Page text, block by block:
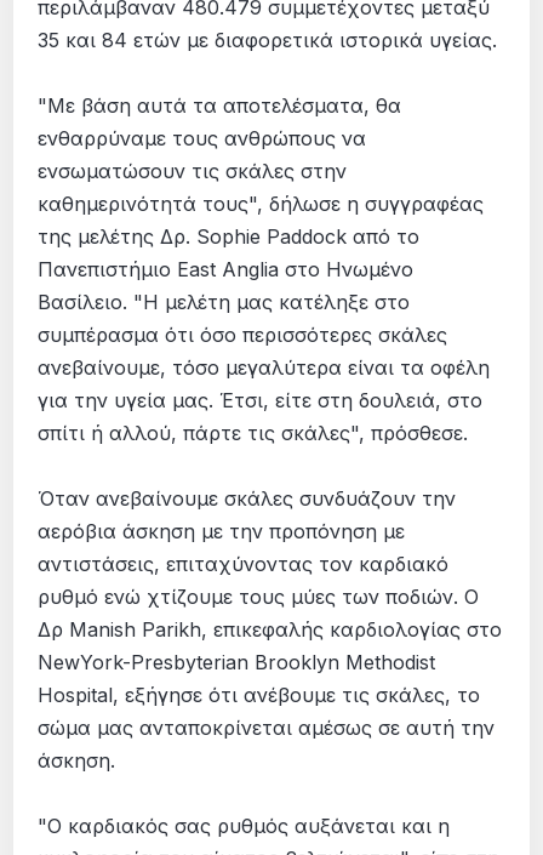
περιλάμβαναν 480.479 συμμετέχοντες μεταξύ
35 και 84 ετών με διαφορετικά ιστορικά υγείας.
"Με βάση αυτά τα αποτελέσματα, θα
ενθαρρύναμε τους ανθρώπους να
ενσωματώσουν τις σκάλες στην
καθημερινότητά τους", δήλωσε η συγγραφέας
της μελέτης Δρ. Sophie Paddock από το
Πανεπιστήμιο East Anglia στο Ηνωμένο
Βασίλειο. "Η μελέτη μας κατέληξε στο
συμπέρασμα ότι όσο περισσότερες σκάλες
ανεβαίνουμε, τόσο μεγαλύτερα είναι τα οφέλη
για την υγεία μας. Έτσι, είτε στη δουλειά, στο
σπίτι ή αλλού, πάρτε τις σκάλες", πρόσθεσε.
Όταν ανεβαίνουμε σκάλες συνδυάζουν την
αερόβια άσκηση με την προπόνηση με
αντιστάσεις, επιταχύνοντας τον καρδιακό
ρυθμό ενώ χτίζουμε τους μύες των ποδιών. Ο
Δρ Manish Parikh, επικεφαλής καρδιολογίας στο
NewYork-Presbyterian Brooklyn Methodist
Hospital, εξήγησε ότι ανέβουμε τις σκάλες, το
σώμα μας ανταποκρίνεται αμέσως σε αυτή την
άσκηση.
"Ο καρδιακός σας ρυθμός αυξάνεται και η